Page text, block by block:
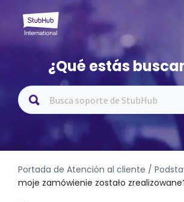
¿Qué estás
Portada de Atención al cliente /
moje zamówienie zostało